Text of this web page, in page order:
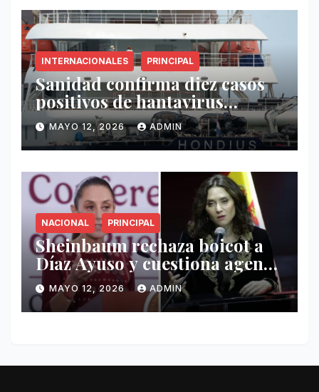
INTERNACIONALES PRINCIPAL
Sanidad confirma diez casos
positivos de hantavirus
vinculados al crucero MV
Hondius
MAYO 12, 2026 ADMIN
NACIONAL PRINCIPAL
Sheinbaum rechaza boicot a
Díaz Ayuso y cuestiona agenda
de funcionaria española
MAYO 12, 2026 ADMIN